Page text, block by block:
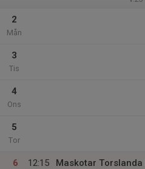
2
Mån
3
Tis
4
Ons
5
Tor
6
12:15
Maskotar Torslanda